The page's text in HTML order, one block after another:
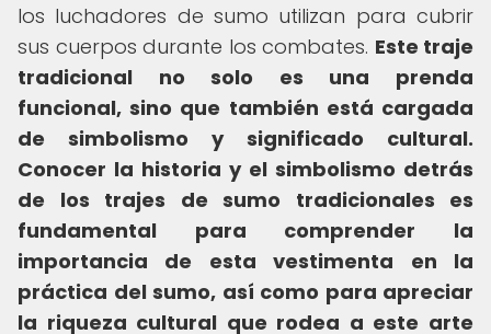
los luchadores de sumo utilizan para cubrir
sus cuerpos durante los combates. Este traje
tradicional no solo es una prenda
funcional, sino que también está cargada
de simbolismo y significado cultural.
Conocer la historia y el simbolismo detrás
de los trajes de sumo tradicionales es
fundamental para comprender la
importancia de esta vestimenta en la
práctica del sumo, así como para apreciar
la riqueza cultural que rodea a este arte